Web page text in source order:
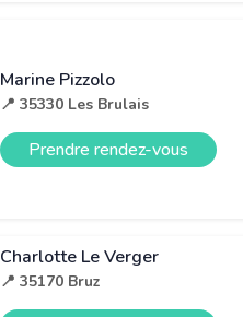
Marine Pizzolo
📍 35330 Les Brulais
Prendre rendez-vous
Charlotte Le Verger
📍 35170 Bruz